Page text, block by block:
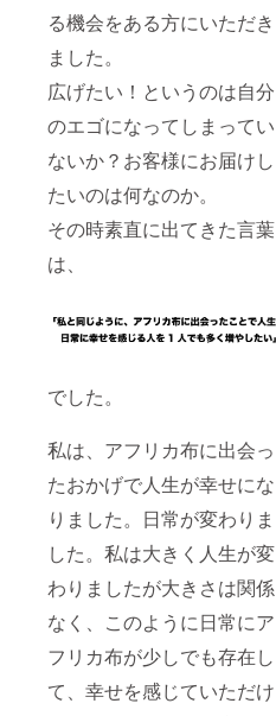
る機会をある方にいただき
ました。
広げたい！というのは自分
のエゴになってしまってい
ないか？お客様にお届けし
たいのは何なのか。
その時素直に出てきた言葉
は、
でした。
私は、アフリカ布に出会っ
たおかげで人生が幸せにな
りました。日常が変わりま
した。私は大きく人生が変
わりましたが大きさは関係
なく、このように日常にア
フリカ布が少しでも存在し
て、幸せを感じていただけ